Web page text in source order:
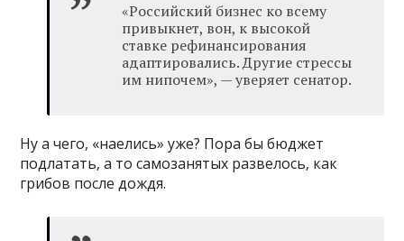
«Российский бизнес ко всему
привыкнет, вон, к высокой
ставке рефинансирования
адаптировались. Другие стрессы
им нипочем», — уверяет сенатор.
Ну а чего, «наелись» уже? Пора бы бюджет
подлатать, а то самозанятых развелось, как
грибов после дождя.